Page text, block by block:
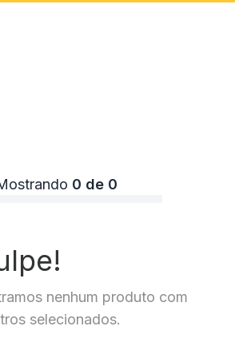
0 de 0
nenhum produto com
selecionados.